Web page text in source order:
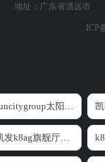
地址：广东省清远市
ICP备
suncitygroup太阳集团官方网站
凯发k8ag旗舰厅网址